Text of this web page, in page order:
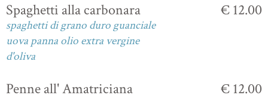
Spaghetti alla carbonara
spaghetti di grano duro guanciale
uova panna olio extra vergine
d'oliva
€ 12.00
Penne all' Amatriciana € 12.00